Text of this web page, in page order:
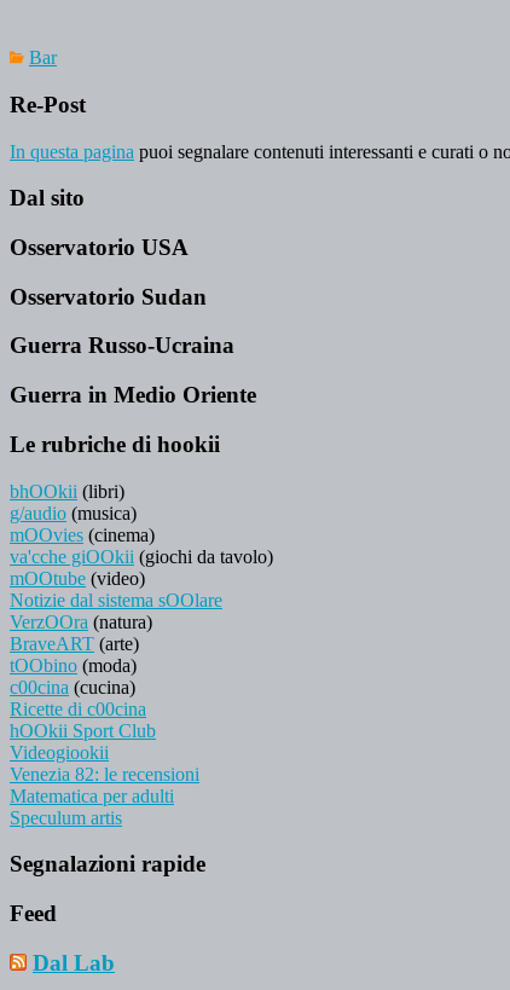
Bar
Re-Post
In questa pagina puoi segnalare contenuti interessanti e curati o
Dal sito
Osservatorio USA
Osservatorio Sudan
Guerra Russo-Ucraina
Guerra in Medio Oriente
Le rubriche di hookii
bhOOkii (libri)
g/audio (musica)
mOOvies (cinema)
va'cche giOOkii (giochi da tavolo)
mOOtube (video)
Notizie dal sistema sOOlare
VerzOOra (natura)
BraveART (arte)
tOObino (moda)
c00cina (cucina)
Ricette di c00cina
hOOkii Sport Club
Videogiookii
Venezia 82: le recensioni
Matematica per adulti
Speculum artis
Segnalazioni rapide
Feed
Dal Lab